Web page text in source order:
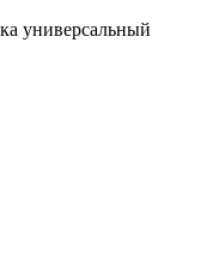
универсальный